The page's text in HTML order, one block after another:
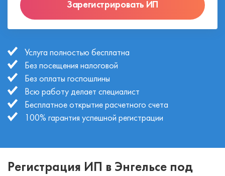
Зарегистрировать ИП
Услуга полностью бесплатна
Без посещения налоговой
Без оплаты госпошлины
Всю работу делает специалист
Бесплатное открытие расчетного счета
100% гарантия успешной регистрации
Регистрация ИП в Энгельсе под